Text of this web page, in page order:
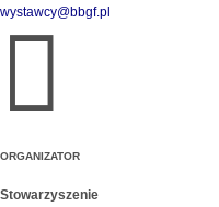
wystawcy@bbgf.pl

ORGANIZATOR
Stowarzyszenie